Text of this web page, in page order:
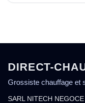
DIRECT-
Grossiste chauffage et
SARL NITECH